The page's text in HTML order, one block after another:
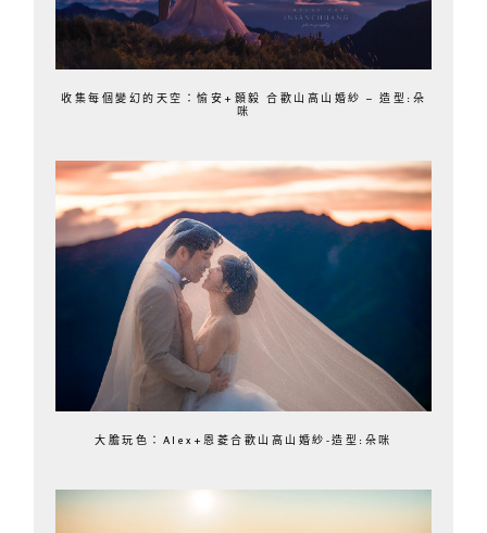
收集每個變幻的天空：愉安+顥毅 合歡山高山婚紗 – 造型:朵
咪
大膽玩色：Alex+恩菱合歡山高山婚紗-造型:朵咪